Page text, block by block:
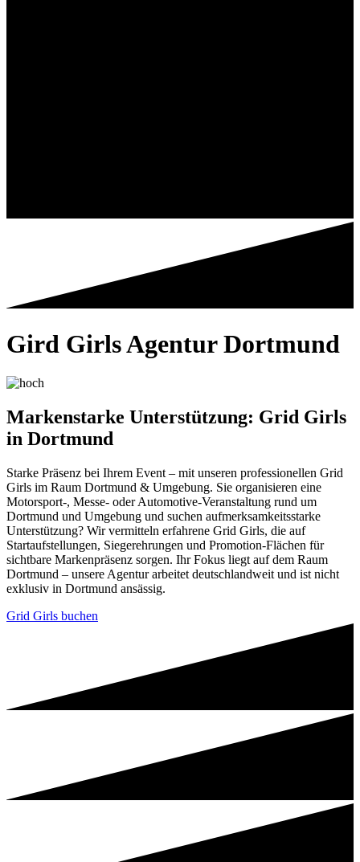
Gird Girls AgenturDortmund
Markenstarke Unterstützung: Grid Girls
in Dortmund
Starke Präsenz bei Ihrem Event – mit unseren professionellen Grid
Girls im Raum Dortmund & Umgebung. Sie organisieren eine
Motorsport-, Messe- oder Automotive-Veranstaltung rund um
Dortmund und Umgebung und suchen aufmerksamkeitsstarke
Unterstützung? Wir vermitteln erfahrene Grid Girls, die auf
Startaufstellungen, Siegerehrungen und Promotion-Flächen für
sichtbare Markenpräsenz sorgen. Ihr Fokus liegt auf dem Raum
Dortmund – unsere Agentur arbeitet deutschlandweit und ist nicht
exklusiv in Dortmund ansässig.
Grid Girls buchen